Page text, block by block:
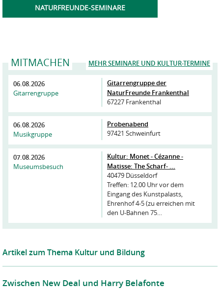
NATURFREUNDE-SEMINARE
MEHR SEMINARE UND KULTUR-TERMINE
MITMACHEN
06.08.2026
Gitarrengruppe
Gitarrengruppe der
NaturFreunde Frankenthal
67227 Frankenthal
06.08.2026
Musikgruppe
Probenabend
97421 Schweinfurt
07.08.2026
Museumsbesuch
Kultur: Monet - Cézanne -
Matisse: The Scharf- ...
40479 Düsseldorf
Treffen: 12.00 Uhr vor dem
Eingang des Kunstpalasts,
Ehrenhof 4-5 (zu erreichen mit
den U-Bahnen 75…
Artikel zum Thema Kultur und Bildung
Zwischen New Deal und Harry Belafonte